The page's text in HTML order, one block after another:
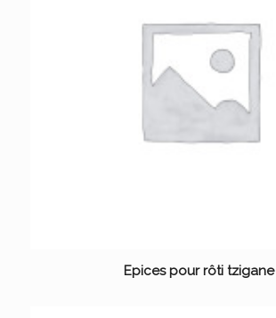
Epices pour rôti tzigane